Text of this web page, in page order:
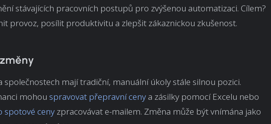
stávajících pracovních postupů pro zvýšenou automatizaci. Cílem?
provoz, posílit produktivitu a zlepšit zákaznickou zkušenost.
společnostech mají tradiční, manuální úkoly stále silnou pozici.
mohou spravovat přepravní ceny a zásilky pomocí Excelu nebo
spotové ceny zpracovávat e-mailem. Změna může být vnímána jako